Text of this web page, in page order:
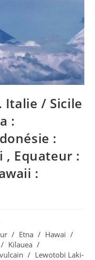
Italie / Sicile
:
:
, Equateur :
:
/ Etna / Hawai /
/ Kilauea /
/ Lewotobi Laki-